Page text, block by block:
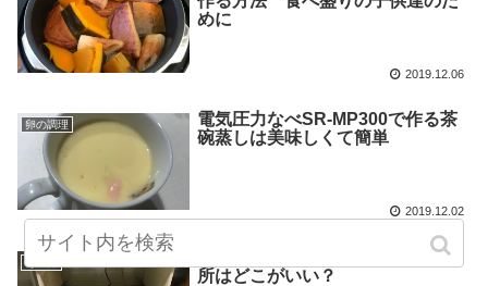
めに
2019.12.06
卵の調理
電気圧力なべSR-MP300で作る茶
碗蒸しは美味しくて簡単
2019.12.02
その他
パナソニック電気圧力鍋の置き場
所はどこがいい？